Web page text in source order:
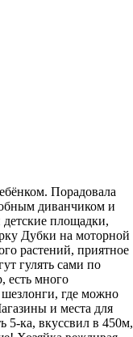
Порадовала
диванчиком и
площадки,
Дубки на моторной
растений, приятное
гулять сами по
есть много
где можно
и места для
5-ка, вкуссвил в 450м,